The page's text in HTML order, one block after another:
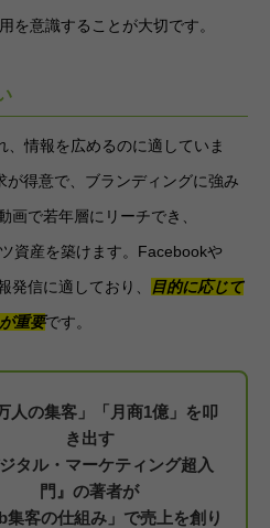
を意識することが大切です。
、情報を広めるのに適していま
得意で、ブランディングに強み
画で若年層にリーチでき、
資産を築けます。Facebookや
発信に適しており、
目的に応じて
重要です。
人の集客」「月商1億」を叩
き出す
ジタル・マーケティング超入
門』の著者が
集客の仕組み」で売上を創り